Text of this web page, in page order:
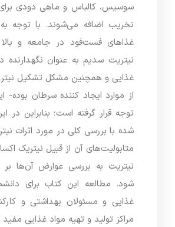
سوسیس، کالباس و ماهی دودی
تخریب اضافه می‌شوند. با توجه
غذاهای فست‌فود در جامعه و
نیتریت سدیم به عنوان نگهدارنده
غذایی و همچنین مشکل تشکیل
از موارد ایجاد کننده سرطان بوده-
توجه قرار گرفته است؛ بنابراین در
شده با بررسی کلی در مورد اثرات
متابولیت‌های آن از قبیل نیتریک
نیتریت به بررسی عوارض آن‌ها بر
شود. مطالعه این کتاب برای
غذایی و مسئولان بهداشتی و
مراکز تولید و تهیه مواد غذایی